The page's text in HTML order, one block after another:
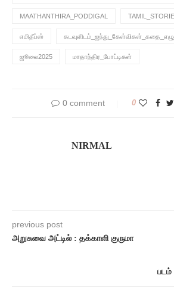
MAATHANTHIRA_PODDIGAL
எமிதீப்ஸ்
ஜூலை2025 மாதாந்திர_போட்டிகள்
0 comment 0
NIRMAL
previous post
அறுசுவை அட்டில் : தக்காளி குருமா
படம்